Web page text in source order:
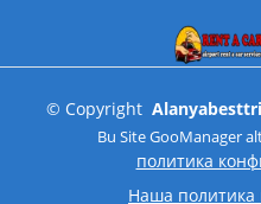
© Copyright
Bu SiteGooManager
политика
Наша политика